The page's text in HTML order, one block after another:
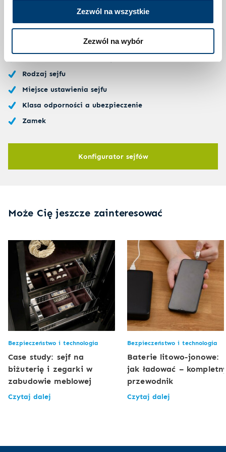
Zezwól na wszystkie
Zezwól na wybór
zakupionego sejfu. Weź pod uwagę nasze wskazówki i
oczekiwaniom. Sejfy certyfikowane gwarantują jakość i
Rodzaj sejfu
Miejsce ustawienia sejfu
Klasa odporności a ubezpieczenie
Zamek
Konfigurator sejfów
Może Cię jeszcze zainteresować
Bezpieczeństwo i technologia
Case study: sejf na
biżuterię i zegarki w
zabudowie meblowej
Czytaj dalej
Bezpieczeństwo i technologia
Baterie litowo-jonowe:
jak ładować –
przewodnik
Czytaj dalej